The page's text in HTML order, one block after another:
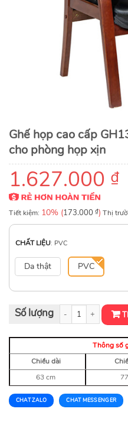
Ghế họp cao cấp
cho phòng họp xịn
1.627.000 ₫
Tiết kiệm: 10% (173.000 ₫) Thị
CHẤT LIỆU: PVC
Da thật PVC
Ghế họp cao cấp GH13 số lượng
Thông số
Chiều dài
63 cm
CHAT ZALO CHAT MESSENGER